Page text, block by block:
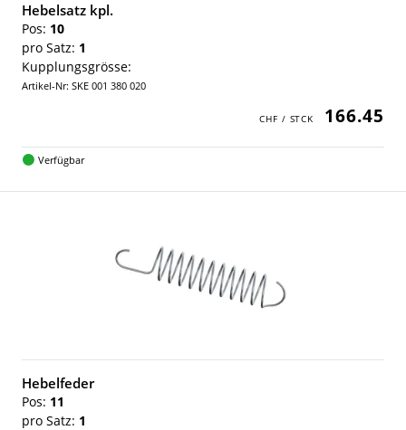
Hebelsatz kpl.
Pos: 10
pro Satz: 1
Kupplungsgrösse:
Artikel-Nr: SKE 001 380 020
166.45
Verfügbar
Hebelfeder
Pos: 11
pro Satz: 1